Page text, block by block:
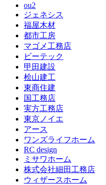
ou2
ジェネシス
福屋木材
都市工房
マゴメ工務店
ビーテック
甲田建設
桧山建工
東商住建
国工務店
実方工務店
東京ノイエ
アース
ワンズライフホーム
RC design
ミサワホーム
株式会社細田工務店
ウィザースホーム